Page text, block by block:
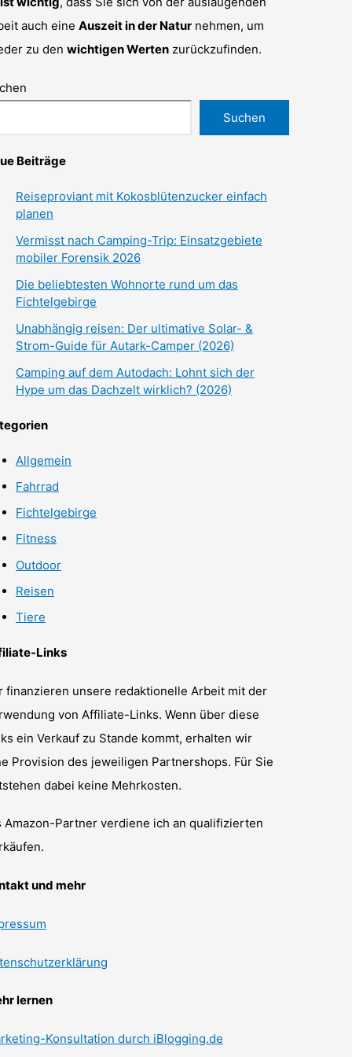
auch eine Auszeit in der Natur nehmen, um
zu den wichtigen Werten zurückzufinden.
Suchen
Beiträge
Reiseproviant mit Kokosblütenzucker einfach
planen
Vermisst nach Camping-Trip: Einsatzgebiete
mobiler Forensik 2026
Die beliebtesten Wohnorte rund um das
Fichtelgebirge
Unabhängig reisen: Der ultimative Solar- &
Strom-Guide für Autark-Camper (2026)
Camping auf dem Autodach: Lohnt sich der
Hype um das Dachzelt wirklich? (2026)
Allgemein
Fahrrad
Fichtelgebirge
Fitness
Outdoor
Reisen
Tiere
Links
finanzieren unsere redaktionelle Arbeit mit der
von Affiliate-Links. Wenn über diese
ein Verkauf zu Stande kommt, erhalten wir
Provision des jeweiligen Partnershops. Für Sie
dabei keine Mehrkosten.
Amazon-Partner verdiene ich an qualifizierten
und mehr
lernen
Konsultation durch iBlogging.de